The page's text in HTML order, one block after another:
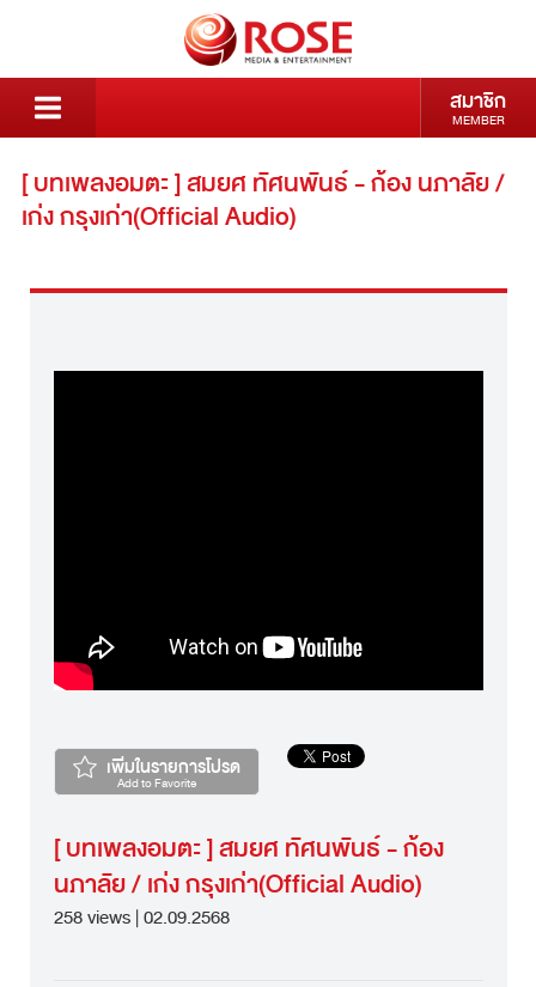
สมาชิก
MEMBER
[ บทเพลงอมตะ ] สมยศ ทัศนพันธ์ - ก้อง นภาลัย /
เก่ง กรุงเก่า(Official Audio)
เพิ่มในรายการโปรด
Add to Favorite
[ บทเพลงอมตะ ] สมยศ ทัศนพันธ์ - ก้อง
นภาลัย / เก่ง กรุงเก่า(Official Audio)
258 views | 02.09.2568